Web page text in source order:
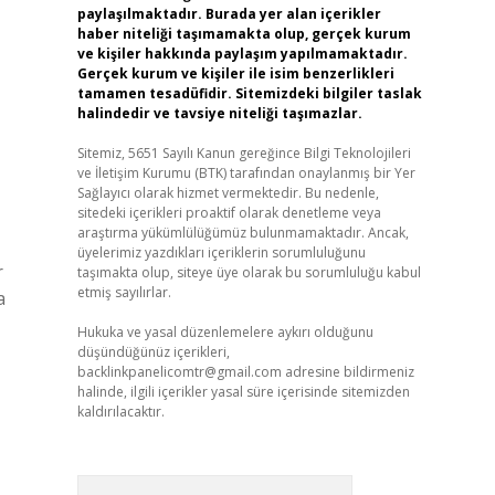
paylaşılmaktadır. Burada yer alan içerikler
haber niteliği taşımamakta olup, gerçek kurum
ve kişiler hakkında paylaşım yapılmamaktadır.
Gerçek kurum ve kişiler ile isim benzerlikleri
tamamen tesadüfidir. Sitemizdeki bilgiler taslak
halindedir ve tavsiye niteliği taşımazlar.
Sitemiz, 5651 Sayılı Kanun gereğince Bilgi Teknolojileri
ve İletişim Kurumu (BTK) tarafından onaylanmış bir Yer
Sağlayıcı olarak hizmet vermektedir. Bu nedenle,
sitedeki içerikleri proaktif olarak denetleme veya
araştırma yükümlülüğümüz bulunmamaktadır. Ancak,
üyelerimiz yazdıkları içeriklerin sorumluluğunu
taşımakta olup, siteye üye olarak bu sorumluluğu kabul
etmiş sayılırlar.
Hukuka ve yasal düzenlemelere aykırı olduğunu
düşündüğünüz içerikleri,
backlinkpanelicomtr@gmail.com adresine bildirmeniz
halinde, ilgili içerikler yasal süre içerisinde sitemizden
kaldırılacaktır.